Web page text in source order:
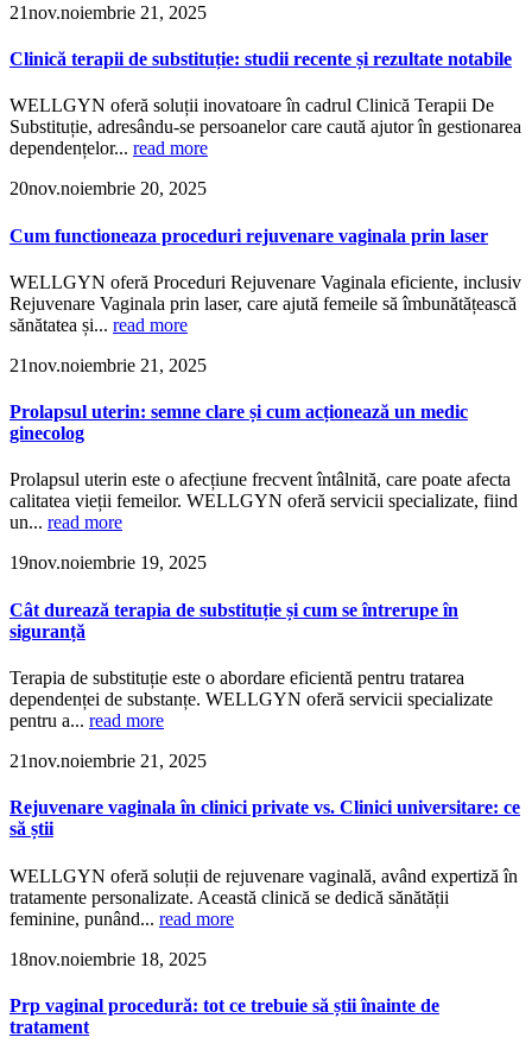
21nov.noiembrie 21, 2025
Clinică terapii de substituție: studii recente și rezultate notabile
WELLGYN oferă soluții inovatoare în cadrul Clinică Terapii De
Substituție, adresându-se persoanelor care caută ajutor în gestionarea
dependențelor... read more
20nov.noiembrie 20, 2025
Cum functioneaza proceduri rejuvenare vaginala prin laser
WELLGYN oferă Proceduri Rejuvenare Vaginala eficiente, inclusiv
Rejuvenare Vaginala prin laser, care ajută femeile să îmbunătățească
sănătatea și... read more
21nov.noiembrie 21, 2025
Prolapsul uterin: semne clare și cum acționează un medic
ginecolog
Prolapsul uterin este o afecțiune frecvent întâlnită, care poate afecta
calitatea vieții femeilor. WELLGYN oferă servicii specializate, fiind
un... read more
19nov.noiembrie 19, 2025
Cât durează terapia de substituție și cum se întrerupe în
siguranță
Terapia de substituție este o abordare eficientă pentru tratarea
dependenței de substanțe. WELLGYN oferă servicii specializate
pentru a... read more
21nov.noiembrie 21, 2025
Rejuvenare vaginala în clinici private vs. Clinici universitare: ce
să știi
WELLGYN oferă soluții de rejuvenare vaginală, având expertiză în
tratamente personalizate. Această clinică se dedică sănătății
feminine, punând... read more
18nov.noiembrie 18, 2025
Prp vaginal procedură: tot ce trebuie să știi înainte de
tratament